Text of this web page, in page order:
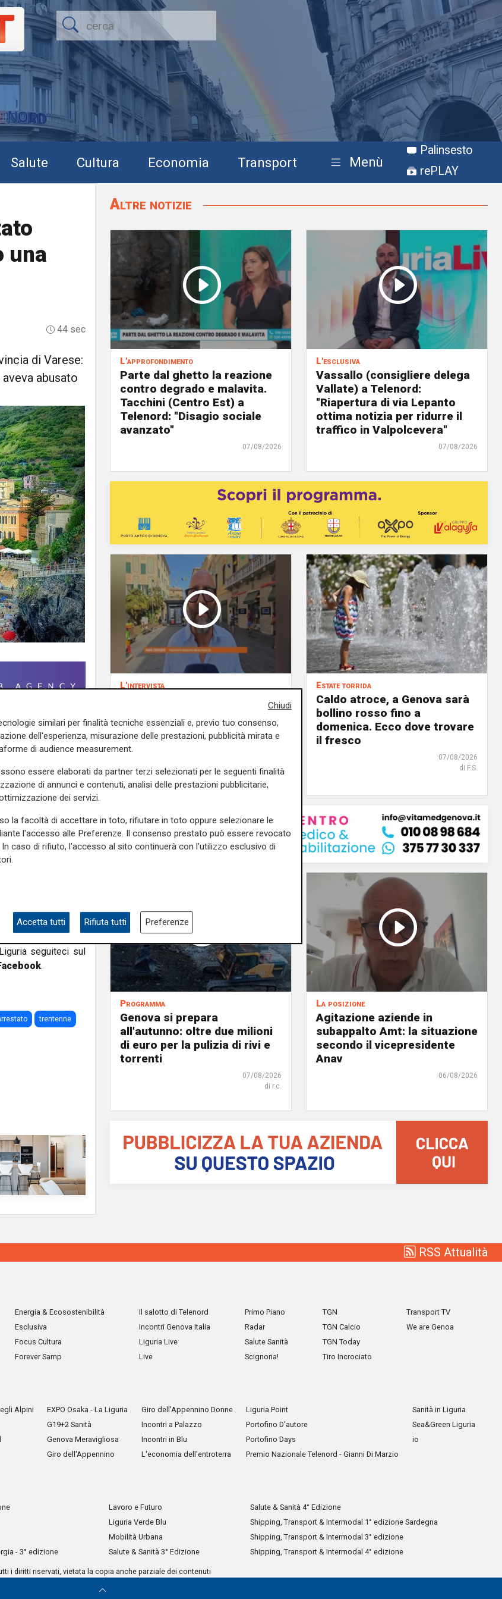
Salute Cultura Economia Transport Menù
Palinsesto
rePLAY
una
44 sec
di Varese:
abusato
maggiorenne sulla
indagato con
sono riusciti a
di Varese. Nei
in carcere con
dell'1 agosto. Il
ha abusato
l'episodio ai
di quella sera e
contro lo straniero
seguiteci sul
.
trentenne
Altre notizie
L'approfondimento
Parte dal ghetto la reazione
contro degrado e malavita.
Tacchini (Centro Est) a
Telenord: "Disagio sociale
avanzato"
07/08/2026
L'esclusiva
Vassallo (consigliere delega
Vallate) a Telenord:
"Riapertura di via Lepanto
ottima notizia per ridurre il
traffico in Valpolcevera"
07/08/2026
L'intervista
demonizziamo nessuno, ma
tolleranza zero verso chi
porta degrado"
07/08/2026
Estate torrida
Caldo atroce, a Genova sarà
bollino rosso fino a
domenica. Ecco dove trovare
il fresco
07/08/2026
di F.S.
Programma
Genova si prepara
all'autunno: oltre due milioni
di euro per la pulizia di rivi e
torrenti
07/08/2026
di r.c.
La posizione
Agitazione aziende in
subappalto Amt: la situazione
secondo il vicepresidente
Anav
06/08/2026
RSS Attualità
Energia & Ecosostenibilità
Esclusiva
Focus Cultura
Forever Samp
Il salotto di Telenord
Incontri Genova Italia
Liguria Live
Live
Primo Piano
Radar
Salute Sanità
Scignoria!
TGN
TGN Calcio
TGN Today
Tiro Incrociato
Transport TV
We are Genoa
Alpini
EXPO Osaka - La Liguria
G19+2 Sanità
Genova Meravigliosa
Giro dell'Appennino
Giro dell'Appennino Donne
Incontri a Palazzo
Incontri in Blu
L'economia dell'entroterra
Liguria Point
Portofino D'autore
Portofino Days
Premio Nazionale Telenord - Gianni Di Marzio
Sanità in Liguria
Sea&Green Liguria
io
- 3° edizione
Lavoro e Futuro
Liguria Verde Blu
Mobilità Urbana
Salute & Sanità 3° Edizione
Salute & Sanità 4° Edizione
Shipping, Transport & Intermodal 1° edizione Sardegna
Shipping, Transport & Intermodal 3° edizione
Shipping, Transport & Intermodal 4° edizione
i diritti riservati, vietata la copia anche parziale dei contenuti
Chiudi
similari per finalità tecniche essenziali e, previo tuo consenso,
dell'esperienza, misurazione delle prestazioni, pubblicità mirata e
di audience measurement.
essere elaborati da partner terzi selezionati per le seguenti finalità
di annunci e contenuti, analisi delle prestazioni pubblicitarie,
dei servizi.
la facoltà di accettare in toto, rifiutare in toto oppure selezionare le
l'accesso alle Preferenze. Il consenso prestato può essere revocato
caso di rifiuto, l'accesso al sito continuerà con l'utilizzo esclusivo di
Accetta tutti Rifiuta tutti Preferenze